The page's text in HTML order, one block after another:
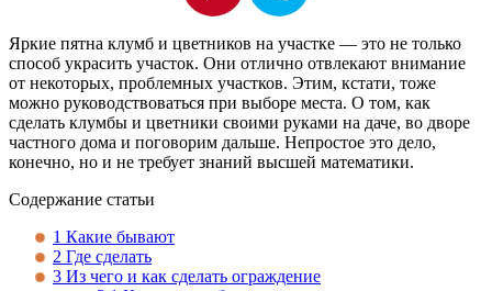
Яркие пятна клумб и цветников на участке — это не только
способ украсить участок. Они отлично отвлекают внимание
от некоторых, проблемных участков. Этим, кстати, тоже
можно руководствоваться при выборе места. О том, как
сделать клумбы и цветники своими руками на даче, во дворе
частного дома и поговорим дальше. Непростое это дело,
конечно, но и не требует знаний высшей математики.
Содержание статьи
1 Какие бывают
2 Где сделать
3 Из чего и как сделать ограждение